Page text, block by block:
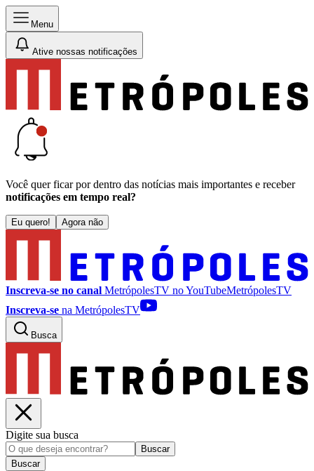
Menu
Ative nossas notificações
Você quer ficar por dentro das notícias mais importantes e receber
notificações em tempo real?
Eu quero! Agora não
Inscreva-se no canal MetrópolesTV noYouTubeMetrópolesTV
Inscreva-se na MetrópolesTV
Busca
Digite sua busca
Buscar
Buscar